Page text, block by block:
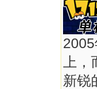
上
新锐